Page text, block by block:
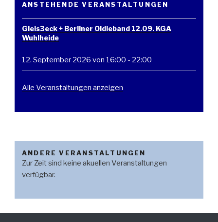
ANSTEHENDE VERANSTALTUNGEN
Gleis3eck + Berliner Oldieband 12.09. KGA
Wuhlheide
12. September 2026 von 16:00 - 22:00
Alle Veranstaltungen anzeigen
ANDERE VERANSTALTUNGEN
Zur Zeit sind keine akuellen Veranstaltungen
verfügbar.